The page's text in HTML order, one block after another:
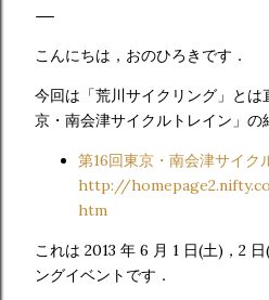
こんにちは，おのひろきです．
今回は「荒川サイクリング」とは
京・南会津サイクルトレイン」の
第16回東京・南会津サイク
http://
htm
これは 2013 年 6 月 1 日(土)，2
ングイベントです．